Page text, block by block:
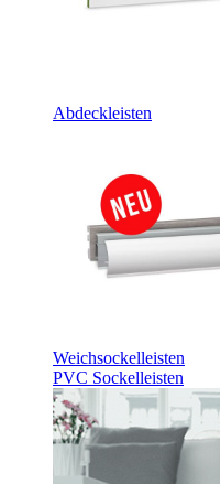
Abdeckleisten
Weichsockelleisten
PVC Sockelleisten